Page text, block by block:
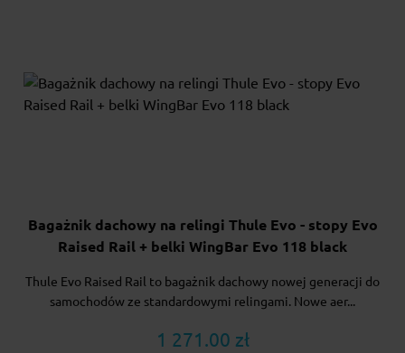
Bagażnik dachowy na relingi Thule Evo - stopy Evo
Raised Rail + belki WingBar Evo 118 black
Thule Evo Raised Rail to bagażnik dachowy nowej generacji do
samochodów ze standardowymi relingami. Nowe aer...
1 271.00 zł